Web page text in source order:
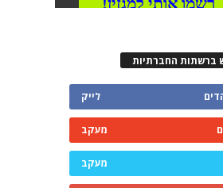
ברשתות החברתיות
לייק
מעקב
מעקב